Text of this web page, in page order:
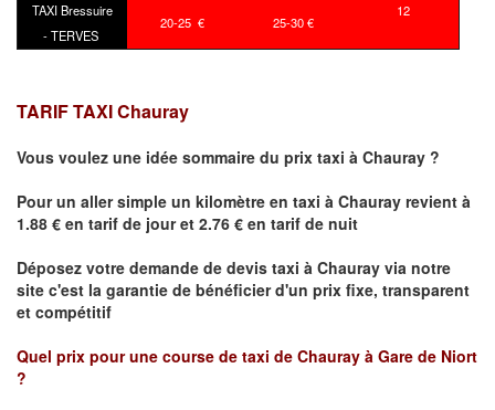
TAXI Bressuire
- TERVES
20-25 € 25-30 €
12
TARIF TAXIChauray
Vous voulez une idée sommaire du prix taxi à Chauray ?
Pour un aller simple un kilomètre en taxi à Chauray revient à
1.88 € en tarif de jour et 2.76 € en tarif de nuit
Déposez votre demande de devis taxi à Chauray via notre
site c'est la garantie de bénéficier d'un prix fixe, transparent
et compétitif
Quel prix pour une course de taxi de Chauray à Gare de Niort
?